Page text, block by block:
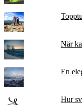
När
En
Hur